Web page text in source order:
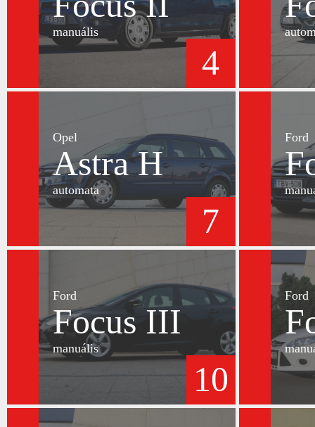
manuális
4
Opel
Astra H
automata
7
Ford
Ford
Focus III
manuális
10
Ford